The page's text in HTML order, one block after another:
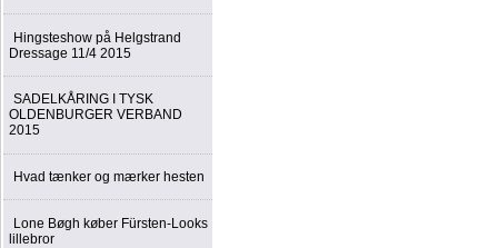
Hingsteshow på Helgstrand
Dressage 11/4 2015
SADELKÅRING I TYSK
OLDENBURGER VERBAND
2015
Hvad tænker og mærker hesten
Lone Bøgh køber Fürsten-Looks
lillebror